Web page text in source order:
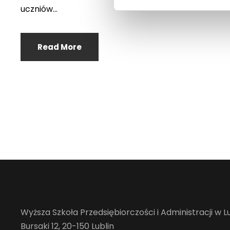
uczniów...
Read More
Wyższa Szkoła Przedsiębiorczości i Administracji w
Bursaki 12, 20-150 Lublin